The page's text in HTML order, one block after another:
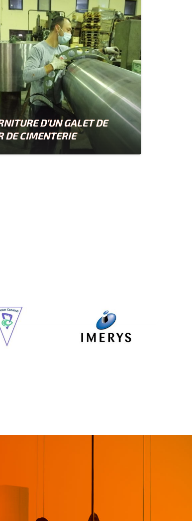
D’UN GALET DE
DE CIMENTERIE